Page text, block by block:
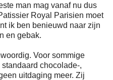
man mag vanaf nu dus
Royal Parisien moet
ik ben benieuwd naar zijn
en gebak.
Voor sommige
chocolade-,
uitdaging meer. Zij